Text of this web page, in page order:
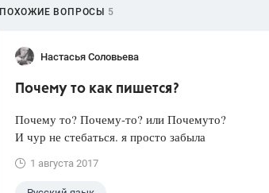
ПОХОЖИЕ ВОПРОСЫ 5
Настасья Соловьева
Почему то как пишется?
Почему то? Почему-то? или Почемуто?
И чур не стебаться. я просто забыла
1 августа 2017